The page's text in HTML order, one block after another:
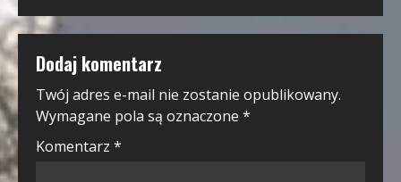
Dodaj komentarz
Twój adres e-mail nie zostanie opublikowany.
Wymagane pola są oznaczone *
Komentarz *